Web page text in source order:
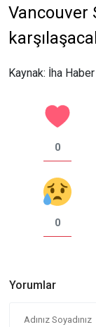
Vancouver
Kaynak: İha Haber
0
0
Yorumlar